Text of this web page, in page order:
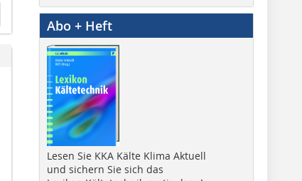
Abo + Heft
Lesen Sie KKA Kälte Klima Aktuell
und sichern Sie sich das